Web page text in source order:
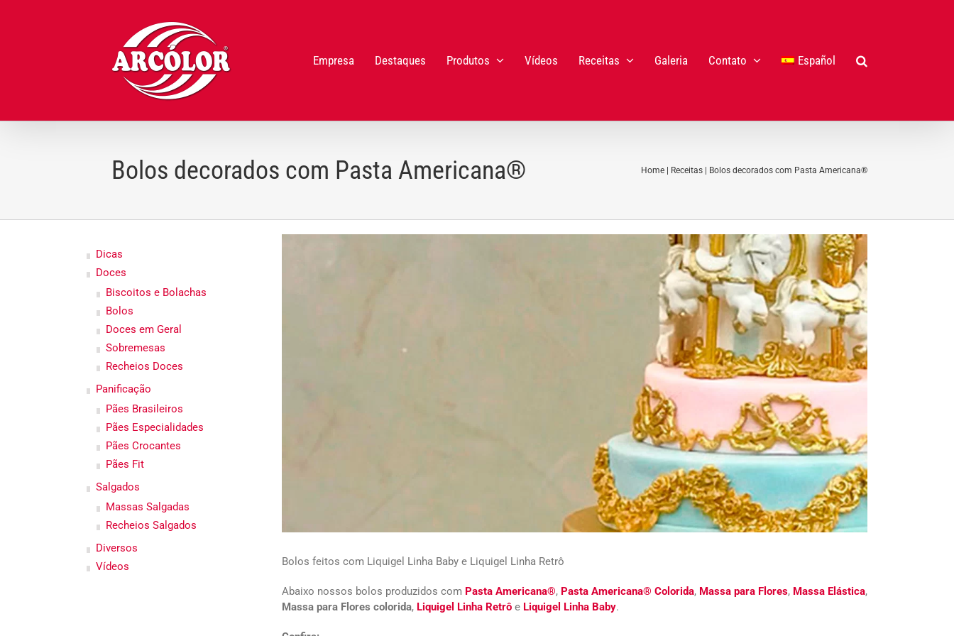
Empresa Destaques Produtos Vídeos Receitas Galeria Contato Español
Bolos decorados com Pasta Americana® Home Receitas Bolos decorados com Pasta Americana®
Bolos feitos com Liquigel Linha Baby e Liquigel Linha Retrô
Abaixo nossos bolos produzidos com Pasta Americana®, Pasta Americana® Colorida, Massa para Flores, Massa Elástica,
Massa para Flores colorida, Liquigel Linha Retrô e Liquigel Linha Baby.
Dicas
Doces
Biscoitos e Bolachas
Bolos
Doces em Geral
Sobremesas
Recheios Doces
Panificação
Pães Brasileiros
Pães Especialidades
Pães Crocantes
Pães Fit
Salgados
Massas Salgadas
Recheios Salgados
Diversos
Vídeos